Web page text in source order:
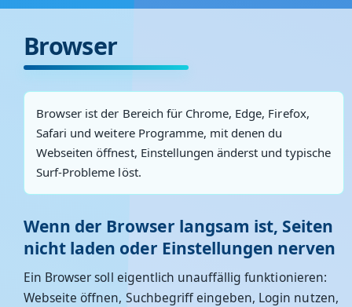
Browser
Browser ist der Bereich für Chrome, Edge, Firefox,
Safari und weitere Programme, mit denen du
Webseiten öffnest, Einstellungen änderst und typische
Surf-Probleme löst.
Wenn der Browser langsam ist, Seiten
nicht laden oder Einstellungen nerven
Ein Browser soll eigentlich unauffällig funktionieren:
Webseite öffnen, Suchbegriff eingeben, Login nutzen,